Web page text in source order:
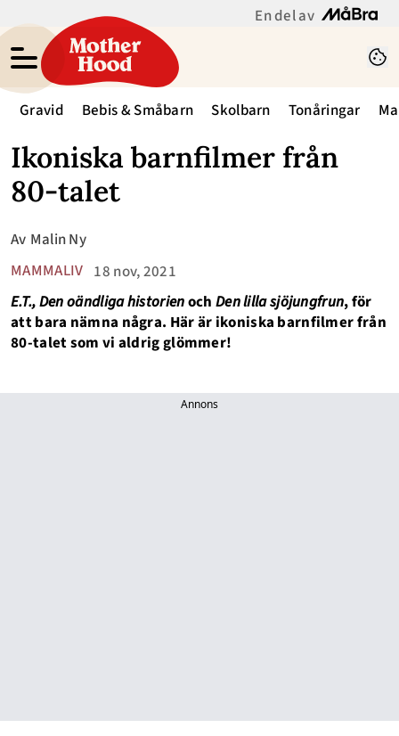
En del av
Gravid Bebis & Småbarn Skolbarn Tonåringar
Ikoniska barnfilmer från
80-talet
MAMMALIV 18 nov, 2021
Av Malin Ny
E.T., Den oändliga historienoch Den lilla sjöjungfrun, för
att bara nämna några. Här är ikoniska barnfilmer från
80-talet som vi aldrig glömmer!
Annons